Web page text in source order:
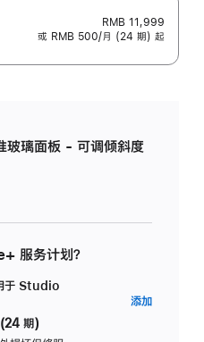
RMB 11,999
或 RMB 500/月 (24 期) 起
璃面板 - 可调倾斜度
服务计划？
于 Studio
期)
添加